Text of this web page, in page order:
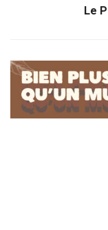
Le